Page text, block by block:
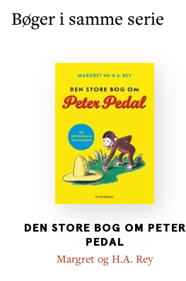
Bøger i samme serie
DEN STORE BOG OM PETER
PEDAL
Margret og H.A. Rey